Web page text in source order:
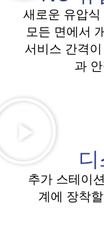
새로운 유압
모든 면에서
서비스 간격
과
추가 스테이
계에 장착